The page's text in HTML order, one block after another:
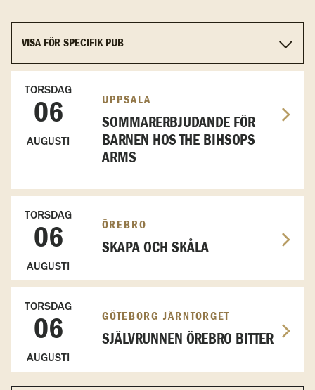
TORSDAG
06
AUGUSTI
UPPSALA
SOMMARERBJUDANDE FÖR
BARNEN HOS THE BIHSOPS
ARMS
TORSDAG
06
AUGUSTI
ÖREBRO
SKAPA OCH SKÅLA
TORSDAG
06
AUGUSTI
GÖTEBORG JÄRNTORGET
SJÄLVRUNNEN ÖREBRO BITTER